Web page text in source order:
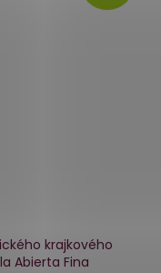
krajkového
Abierta Fina